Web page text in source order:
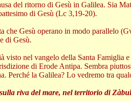
del ritorno di Gesù in Galilea. Sia
di Gesù (Lc 3,19-20).
che Gesù operano in modo parallelo
di Gesù.
visto nel vangelo della Santa Famiglia
di Erode Antipa. Sembra
Perché la Galilea? Lo vedremo tra
riva del mare, nel territorio di